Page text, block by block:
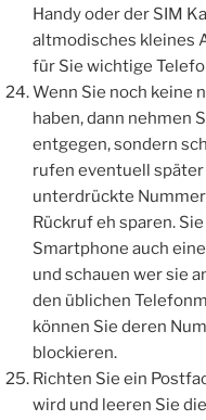
Handy oder der SIM
altmodisches kleines
für Sie wichtige
Wenn Sie noch keine
haben, dann nehmen
entgegen, sondern
rufen eventuell später
unterdrückte
Rückruf eh sparen.
Smartphone auch
und schauen wer sie
den üblichen
können Sie deren
blockieren.
Richten Sie ein
wird und leeren Sie